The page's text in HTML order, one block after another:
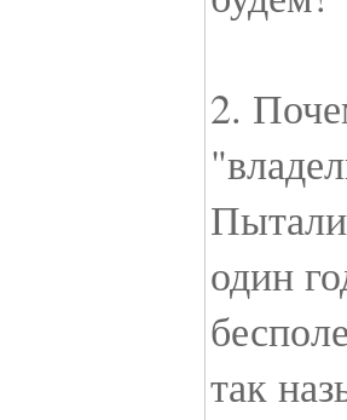
2.
один
так